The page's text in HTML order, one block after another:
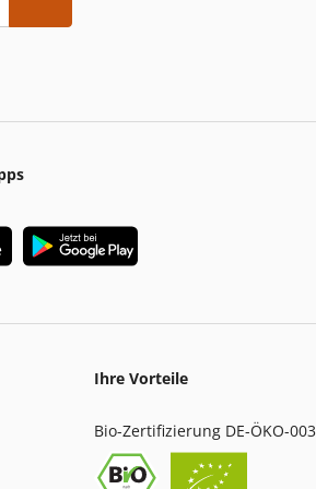
Ihre Vorteile
Bio-Zertifizierung DE-ÖKO-003